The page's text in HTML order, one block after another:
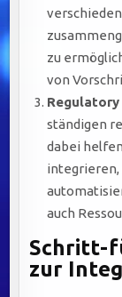
zu
von
Regulatory
ständigen
dabei
integrieren,
auch
Schritt-
zur